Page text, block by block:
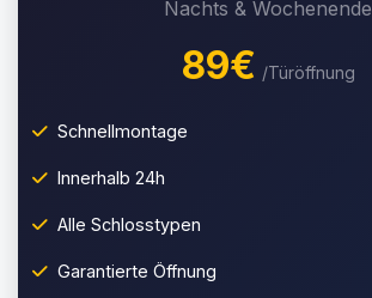
Nachts & Wochenende
89€ /Türöffnung
Schnellmontage
Innerhalb 24h
Alle Schlosstypen
Garantierte Öffnung